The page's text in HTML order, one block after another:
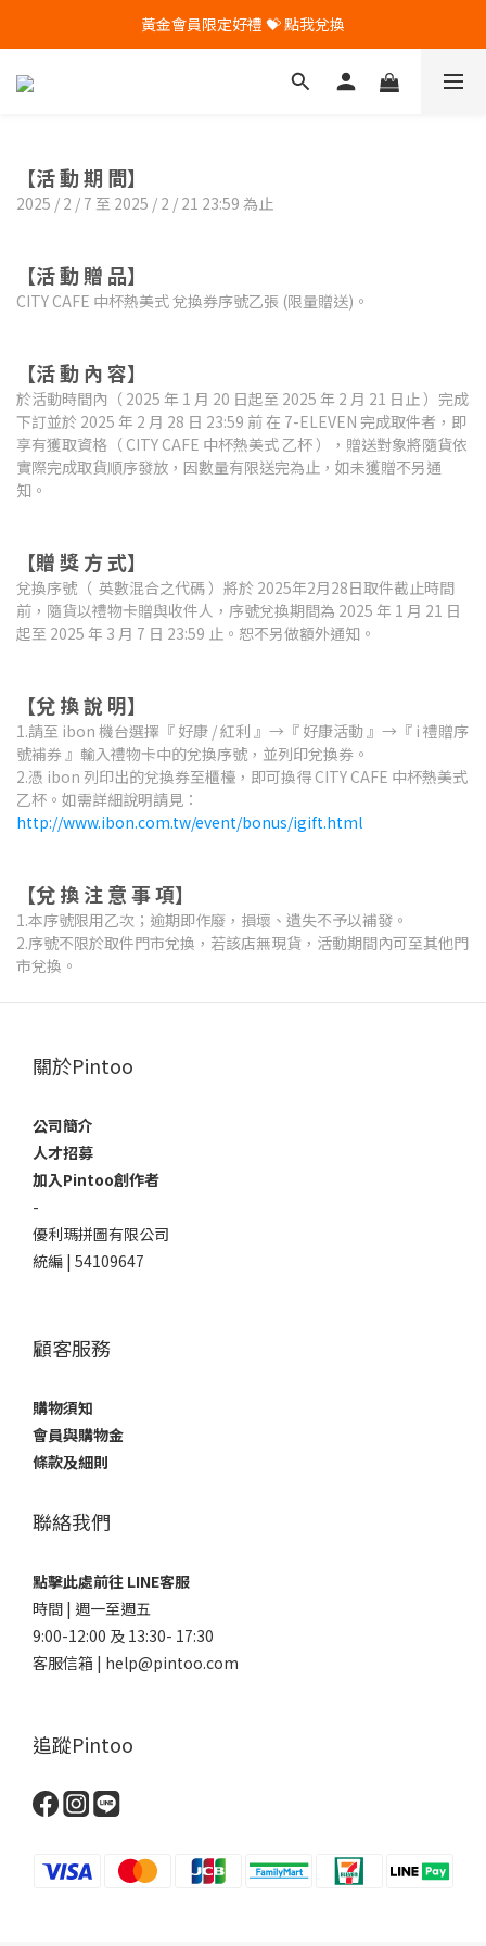
🎁 Pintoo送您專屬生日禮 🎁
黃金會員限定好禮 💝 點我兌換
🎁 Pintoo送您專屬生日禮 🎁
【活 動 期 間】
2025 / 2 / 7 至 2025 / 2 / 21 23:59 為止
【活 動 贈 品】
CITY CAFE 中杯熱美式 兌換券序號乙張 (限量贈送)。
【活 動 內 容】
於活動時間內（ 2025 年 1 月 20 日起至 2025 年 2 月 21 日止 ）完成
下訂並於 2025 年 2 月 28 日 23:59 前 在 7-ELEVEN 完成取件者，即
享有獲取資格（ CITY CAFE 中杯熱美式 乙杯 ），贈送對象將隨貨依
實際完成取貨順序發放，因數量有限送完為止，如未獲贈不另通
知。
【贈 獎 方 式】
兌換序號（ 英數混合之代碼 ）將於 2025年2月28日取件截止時間
前，隨貨以禮物卡贈與收件人，序號兌換期間為 2025 年 1 月 21 日
起至 2025 年 3 月 7 日 23:59 止。恕不另做額外通知。
【兌 換 說 明】
1.請至 ibon 機台選擇『 好康 / 紅利 』→『 好康活動 』→『 i 禮贈序
號補券 』輸入禮物卡中的兌換序號，並列印兌換券。
2.憑 ibon 列印出的兌換券至櫃檯，即可換得 CITY CAFE 中杯熱美式
乙杯。如需詳細說明請見：
http://www.ibon.com.tw/event/bonus/igift.html
【兌 換 注 意 事 項】
1.本序號限用乙次；逾期即作廢，損壞、遺失不予以補發。
2.序號不限於取件門市兌換，若該店無現貨，活動期間內可至其他門
市兌換。
關於Pintoo
公司簡介
人才招募
加入Pintoo創作者
-
優利瑪拼圖有限公司
統編 | 54109647
顧客服務
購物須知
會員與購物金
條款及細則
聯絡我們
點擊此處前往 LINE客服
時間 | 週一至週五
9:00-12:00 及 13:30- 17:30
客服信箱 | help@pintoo.com
追蹤Pintoo